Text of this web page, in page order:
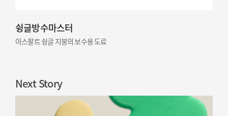
슁글방수마스터
아스팔트 슁글 지붕의 보수용 도료
Next Story